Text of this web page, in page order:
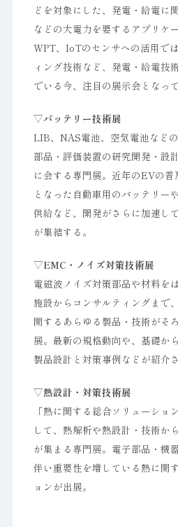
どを対象にした、発電・給電に
などの大電力を要するアプリケ
WPT、IoTのセンサへの活用で
ィング技術など、発電・給電技
でいる今、注目の展示会となって
▽バッテリー技術展
LIB、NAS電池、空気電池など
部品・評価装置の研究開発・設
に会する専門展。近年のEVの
となった自動車用のバッテリー
供給など、開発がさらに加速し
が集結する。
▽EMC・ノイズ対策技術展
電磁波ノイズ対策部品や材料を
施設からコンサルティングまで
関するあらゆる製品・技術がそ
展。最新の規格動向や、基礎か
製品設計と対策事例などが紹介さ
▽熱設計・対策技術展
「熱に関する総合ソリューショ
して、熱解析や熱設計・技術か
が集まる専門展。電子部品・機
伴い重要性を増している熱に関
ョンが出展。